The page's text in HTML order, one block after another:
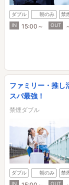
ダブル 朝のみ
禁
IN
15:00～ OUT
ファミリー・推し
スパ最強！
禁煙ダブル
ダブル 朝のみ
禁
IN
OUT